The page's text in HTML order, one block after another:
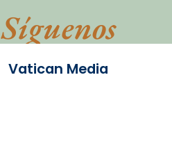
Síguenos
Vatican Media